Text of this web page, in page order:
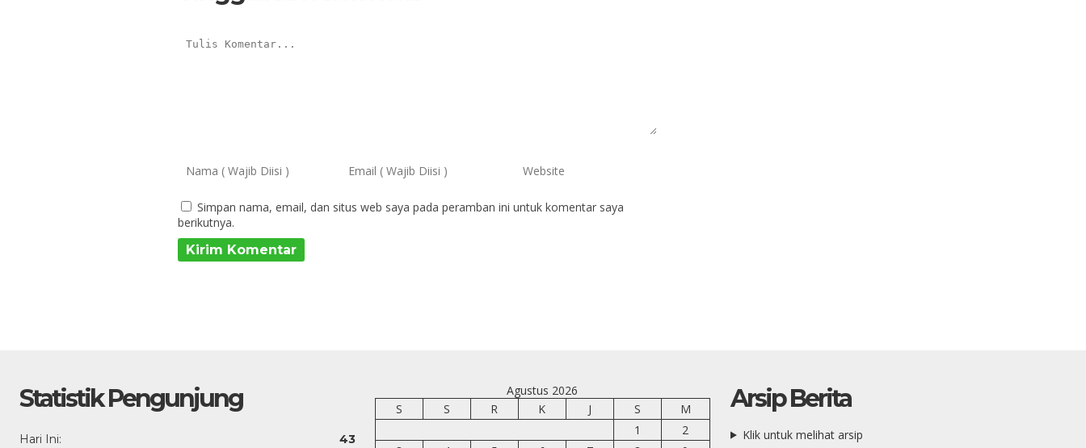
Simpan nama, email, dan situs web saya pada peramban ini untuk komentar saya
berikutnya.
Statistik Pengunjung
Hari Ini: 43
Agustus 2026
S
S R K J S
M
1
2
Arsip Berita
Klik untuk melihat arsip